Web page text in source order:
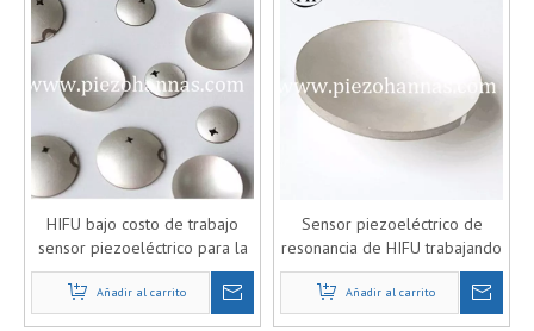
HIFU bajo costo de trabajo
sensor piezoeléctrico para la
industria médica
Añadir al carrito
Sensor piezoeléctrico de
resonancia de HIFU trabajando
con Arduino PPT
Añadir al carrito